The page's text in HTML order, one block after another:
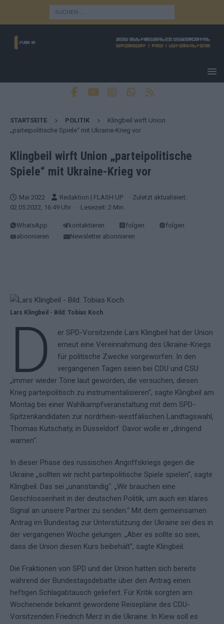
STARTSEITE POLITIK
Klingbeil wirft Union
„parteipolitische Spiele“ mit Ukraine-Krieg vor
Klingbeil wirft Union „parteipolitische
Spiele“ mit Ukraine-Krieg vor
Mai 2022 Redaktion | FLASH UP
· Zuletzt aktualisiert:
02.05.2022, 16:49 Uhr
· Lesezeit: 2 Min.
WhatsApp kontaktieren folgen
folgen
abonnieren
Newsletter abonnieren
Lars Klingbeil - Bild: Tobias Koch
D
er SPD-Vorsitzende Lars Klingbeil hat der Union
erneut eine Vereinnahmung des Ukraine-Kriegs
für politische Zwecke vorgeworfen. In den
vergangenen Tagen seien bei CDU und CSU
„immer wieder Töne laut geworden, die versuchen, diesen
Krieg parteipolitisch zu instrumentalisieren“, sagte Klingbeil am
Montag bei einer Wahlkampfveranstaltung mit dem SPD-
Spitzenkandidaten zur nordrhein-westfälischen Landtagswahl,
Thomas Kutschaty, in Düsseldorf. Davor wolle er „dringend
warnen“.
In dieser Phase des russischen Angriffskriegs gegen die
Ukraine „sollten wir nicht parteipolitische Spiele spielen“, sagte
Klingbeil. Das sei „unanständig“. „Wir brauchen eine
Geschlossenheit in der deutschen Politik, um auch ein klares
Signal an unsere Partner zu senden.“ Mit dem gemeinsamen
Antrag im Bundestag zur Unterstützung der Ukraine sei dies in
der vergangenen Woche gelungen. „Aber es sollte so sein,
dass die Union diesen Kurs beibehält“, sagte Klingbeil.
Die Fraktionen von SPD und der Union hatten sich bereits
während der Bundestagsdebatte über den Antrag einen
heftigen Schlagabtausch geliefert. Für Kritik sorgten am
Wochenende bekannt gewordene Reisepläne des CDU-
Vorsitzenden Friedrich Merz in die Ukraine. In Kiew soll es